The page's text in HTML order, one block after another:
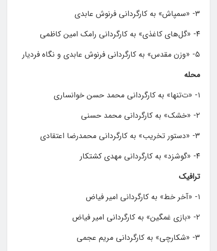
۳- «سمپاش» به کارگردانی فرنوش عابدی
۴- «گل‌های کاغذی» به کارگردانی رامک امین کاظمی
۵- «وزن مقدس» به کارگردانی فرنوش عابدی و نگاه فردیار
محله
۱- «ت‌تنها» به کارگردانی محمد حسن خوانساری
۲- «خشک» به کارگردانی محمد حسنی
۳- «دستور تخریب» به کارگردانی محمدرضا اعتقادی
۴- «گوشزد» به کارگردانی مهدی کشتکار
ترافیک
۱- «آخر خط» به کارگردانی امیر فیاض
۲- «بازی غمگین» به کارگردانی امیر فیاض
۳- «شکارچی» به کارگردانی مریم عجمی